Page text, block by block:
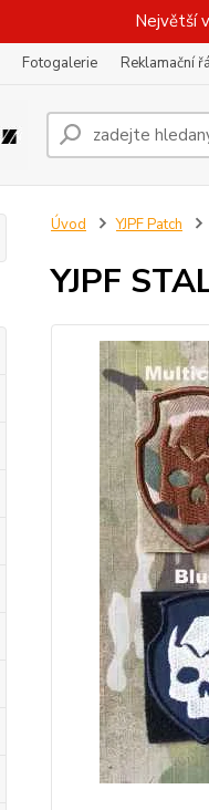
Největší
Fotogalerie Reklamační
Úvod YJPF Patch
YJPF